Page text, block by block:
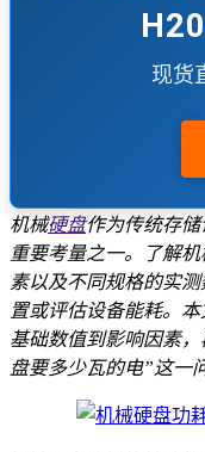
现货
机械硬盘作为传统存
重要考量之一。了解
素以及不同规格的实
置或评估设备能耗。
基础数值到影响因素
盘要多少瓦的电”这一